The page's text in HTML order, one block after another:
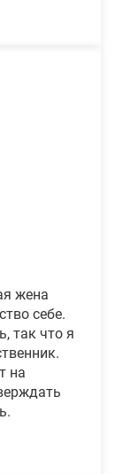
жена
себе.
так что я
на